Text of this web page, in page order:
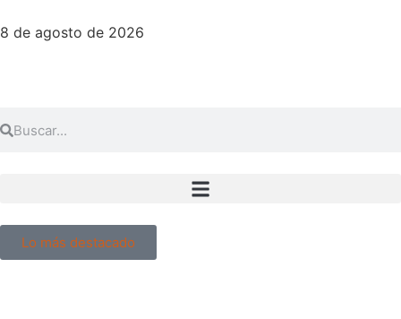
8 de agosto de 2026
Lo más destacado